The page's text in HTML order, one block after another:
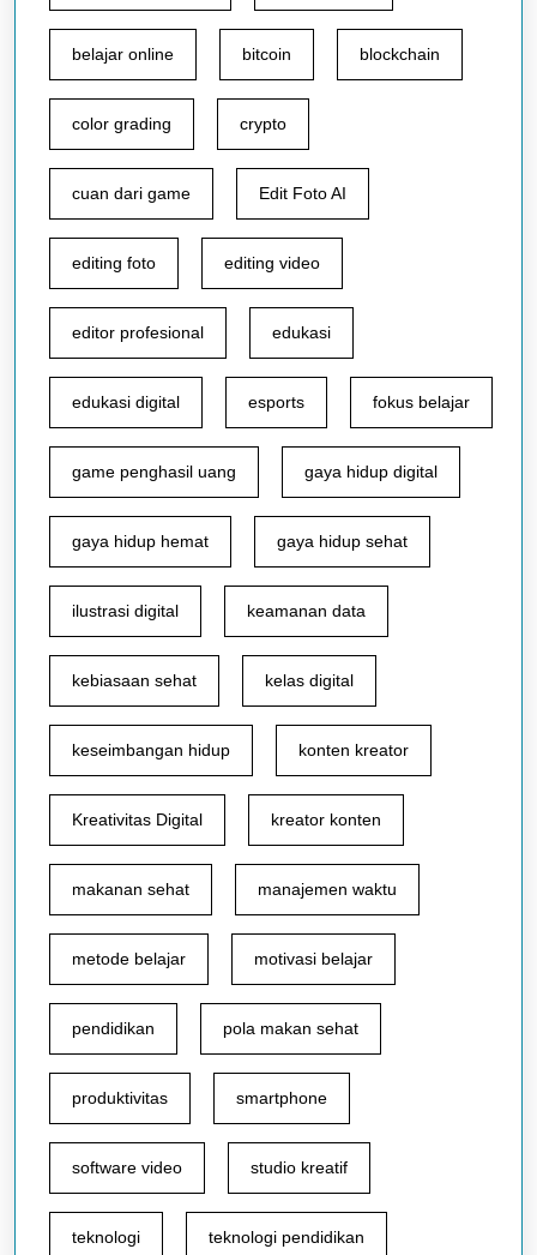
belajar online bitcoin blockchain
color grading crypto
cuan dari game Edit Foto AI
editing foto editing video
editor profesional edukasi
edukasi digital esports fokus belajar
game penghasil uang gaya hidup digital
gaya hidup hemat gaya hidup sehat
ilustrasi digital keamanan data
kebiasaan sehat kelas digital
keseimbangan hidup konten kreator
Kreativitas Digital kreator konten
makanan sehat manajemen waktu
metode belajar motivasi belajar
pendidikan pola makan sehat
produktivitas smartphone
software video studio kreatif
teknologi teknologi pendidikan